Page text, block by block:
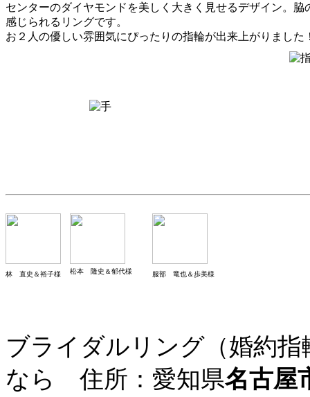
センターのダイヤモンドを美しく大きく見せるデザイン。
感じられるリングです。
お２人の優しい雰囲気にぴったりの指輪が出来上がりました
林 直史＆裕子様 松本 隆史＆郁代様 服部 竜也＆歩美様
ブライダルリング（婚約
なら 住所：愛知県名古屋